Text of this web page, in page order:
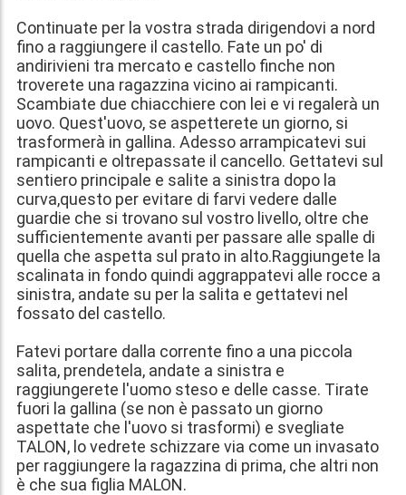
Continuate per la vostra strada dirigendovi a nord
fino a raggiungere il castello. Fate un po' di
andirivieni tra mercato e castello finche non
troverete una ragazzina vicino ai rampicanti.
Scambiate due chiacchiere con lei e vi regalerà un
uovo. Quest'uovo, se aspetterete un giorno, si
trasformerà in gallina. Adesso arrampicatevi sui
rampicanti e oltrepassate il cancello. Gettatevi sul
sentiero principale e salite a sinistra dopo la
curva,questo per evitare di farvi vedere dalle
guardie che si trovano sul vostro livello, oltre che
sufficientemente avanti per passare alle spalle di
quella che aspetta sul prato in alto.Raggiungete la
scalinata in fondo quindi aggrappatevi alle rocce a
sinistra, andate su per la salita e gettatevi nel
fossato del castello.
Fatevi portare dalla corrente fino a una piccola
salita, prendetela, andate a sinistra e
raggiungerete l'uomo steso e delle casse. Tirate
fuori la gallina (se non è passato un giorno
aspettate che l'uovo si trasformi) e svegliate
TALON, lo vedrete schizzare via come un invasato
per raggiungere la ragazzina di prima, che altri non
è che sua figlia MALON.